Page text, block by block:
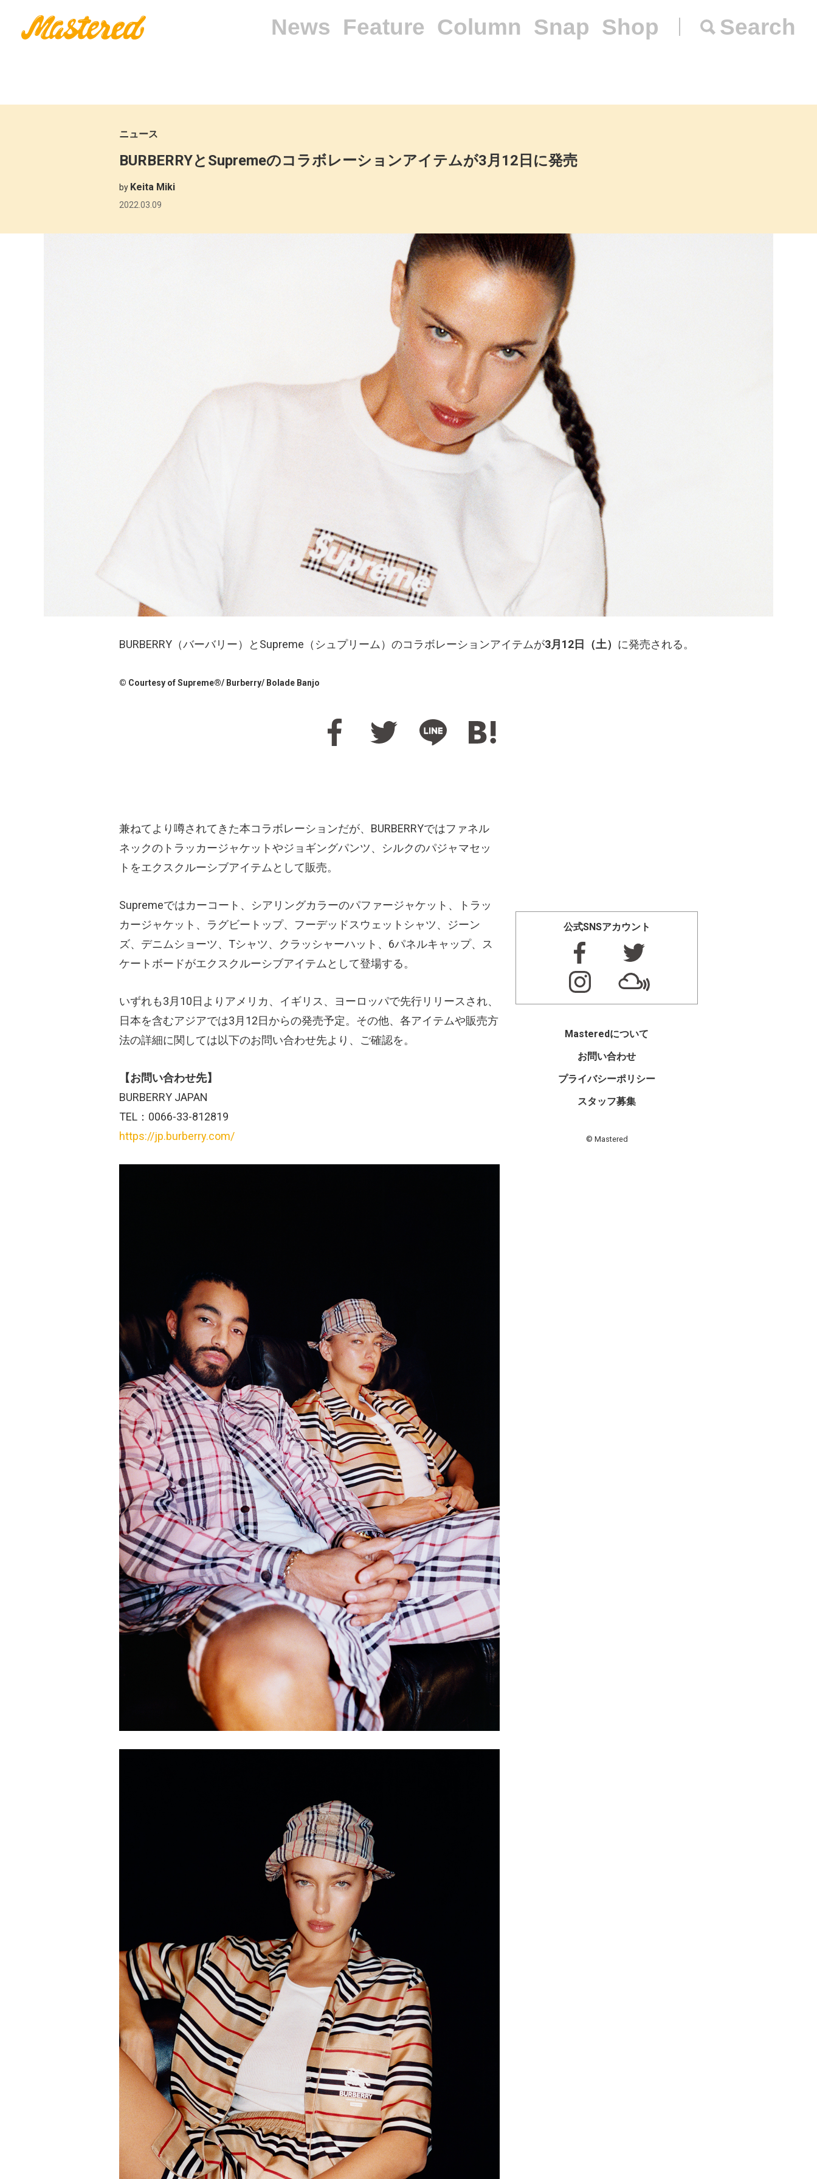
News Feature Column Snap Shop Search
ニュース
BURBERRYとSupremeのコラボレーションアイテムが3月12日に発売
by Keita Miki
2022.03.09
BURBERRY（バーバリー）とSupreme（シュプリーム）のコラボレーションアイテムが3月12日（土） に発売される。
© Courtesy of Supreme®/ Burberry/ Bolade Banjo
兼ねてより噂されてきた本コラボレーションだが、BURBERRYではファネル
ネックのトラッカージャケットやジョギングパンツ、シルクのパジャマセッ
トをエクスクルーシブアイテムとして販売。
Supremeではカーコート、シアリングカラーのパファージャケット、トラッ
カージャケット、ラグビートップ、フーデッドスウェットシャツ、ジーン
ズ、デニムショーツ、Tシャツ、クラッシャーハット、6パネルキャップ、ス
ケートボードがエクスクルーシブアイテムとして登場する。
いずれも3月10日よりアメリカ、イギリス、ヨーロッパで先行リリースされ、
日本を含むアジアでは3月12日からの発売予定。その他、各アイテムや販売方
法の詳細に関しては以下のお問い合わせ先より、ご確認を。
【お問い合わせ先】
BURBERRY JAPAN
TEL：0066-33-812819
https://jp.burberry.com/
公式SNSアカウント
Masteredについて
お問い合わせ
プライバシーポリシー
スタッフ募集
© Mastered